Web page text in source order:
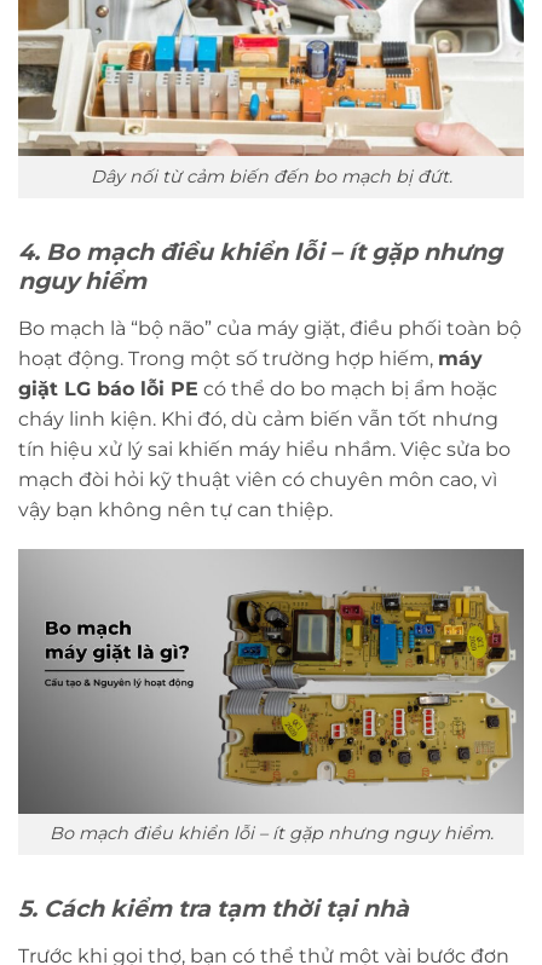
Dây nối từ cảm biến đến bo mạch bị đứt.
4. Bo mạch điều khiển lỗi – ít gặp nhưng
nguy hiểm
Bo mạch là “bộ não” của máy giặt, điều phối toàn bộ
hoạt động. Trong một số trường hợp hiếm, máy
giặt LG báo lỗi PE có thể do bo mạch bị ẩm hoặc
cháy linh kiện. Khi đó, dù cảm biến vẫn tốt nhưng
tín hiệu xử lý sai khiến máy hiểu nhầm. Việc sửa bo
mạch đòi hỏi kỹ thuật viên có chuyên môn cao, vì
vậy bạn không nên tự can thiệp.
Bo mạch điều khiển lỗi – ít gặp nhưng nguy hiểm.
5. Cách kiểm tra tạm thời tại nhà
Trước khi gọi thợ, bạn có thể thử một vài bước đơn